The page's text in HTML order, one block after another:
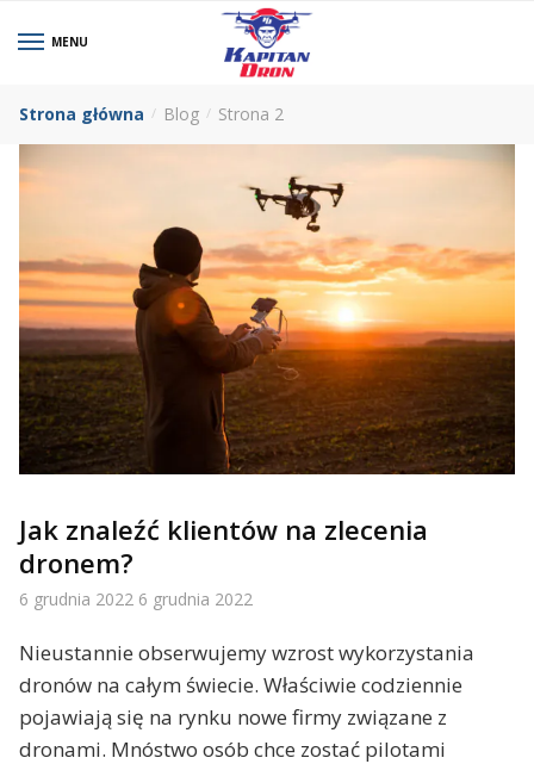
MENU
Strona główna / Blog / Strona 2
Jak znaleźć klientów na zlecenia
dronem?
6 grudnia 2022 6 grudnia 2022
Nieustannie obserwujemy wzrost wykorzystania
dronów na całym świecie. Właściwie codziennie
pojawiają się na rynku nowe firmy związane z
dronami. Mnóstwo osób chce zostać pilotami